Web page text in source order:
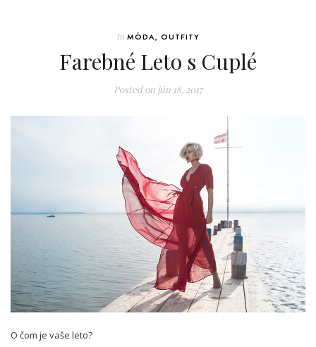
In MÓDA, OUTFITY
Farebné Leto s Cuplé
Posted on jún 18, 2017
O čom je vaše leto?